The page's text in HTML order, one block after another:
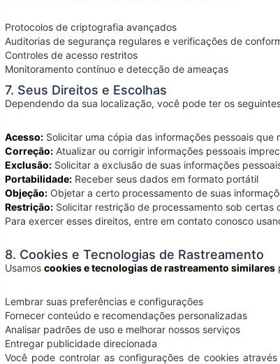
Protocolos de criptografia avançados
Auditorias de segurança regulares e verificações de
Controles de acesso restritos
Monitoramento contínuo e detecção de ameaças
7. Seus Direitos e Escolhas
Dependendo da sua localização, você pode ter os
Acesso: Solicitar uma cópia das informações pessoais que
Correção: Atualizar ou corrigir informações pessoais
Exclusão: Solicitar a exclusão de suas informações
Portabilidade: Receber seus dados em formato portátil
Objeção: Objetar a certo processamento de suas
Restrição: Solicitar restrição de processamento sob certas
Para exercer esses direitos, entre em contato conosco
8. Cookies e Tecnologias de Rastreamento
Usamos cookies e tecnologias de rastreamento similares
Lembrar suas preferências e configurações
Fornecer conteúdo e recomendações personalizadas
Analisar padrões de uso e melhorar nossos serviços
Entregar publicidade direcionada
Você pode controlar as configurações de cookies